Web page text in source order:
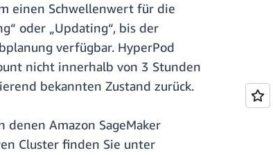
einen Schwellenwert für die
oder „Updating“, bis der
verfügbar. HyperPod
nicht innerhalb von 3 Stunden
bekannten Zustand zurück.
Amazon SageMaker
Cluster finden Sie unter